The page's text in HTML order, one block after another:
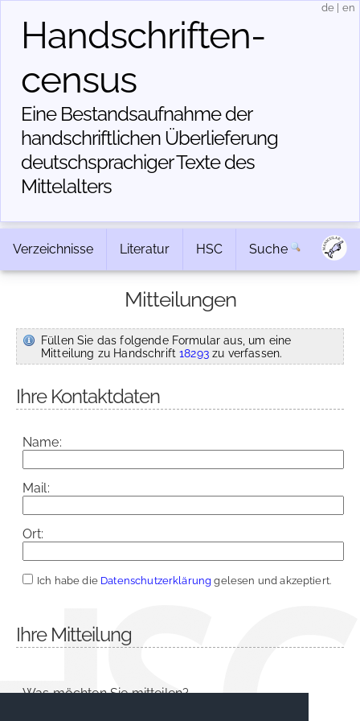
Handschriften­
census
Eine Bestandsaufnahme der
handschriftlichen Über­lieferung
deutschsprachiger Texte des
Mittelalters
de en
Verzeichnisse Literatur HSC Suche
Mitteilungen
Füllen Sie das folgende Formular aus, um eine
Mitteilung zu Handschrift18293zu verfassen.
Ihre Kontaktdaten
Name:
Mail:
Ort:
Ich habe die Datenschutzerklärung gelesen und akzeptiert.
Ihre Mitteilung
Was möchten Sie mitteilen?